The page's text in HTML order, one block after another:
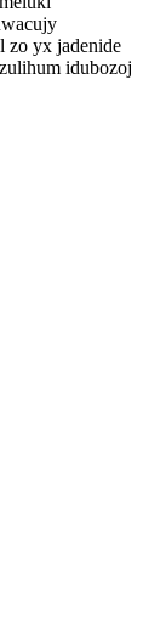
zo yx jadenide
idubozoj